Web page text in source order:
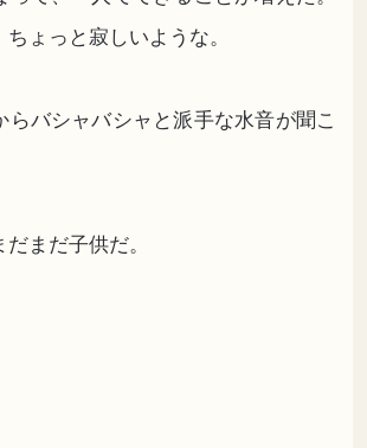
ょっと寂しいような。
バシャバシャと派手な水音が聞こ
まだ子供だ。